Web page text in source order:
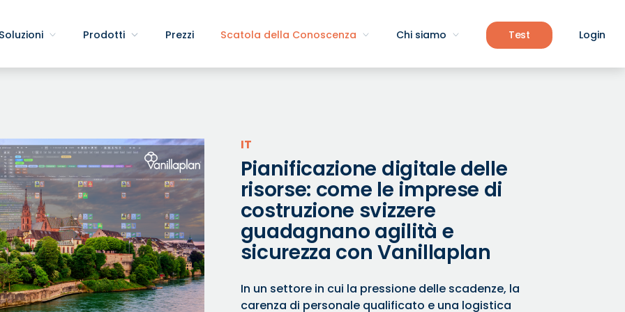
Prodotti Prezzi Scatola della Conoscenza Chi siamo Test Login
IT
Pianificazione digitale delle
risorse: come le imprese di
costruzione svizzere
guadagnano agilità e
sicurezza con Vanillaplan
In un settore in cui la pressione delle scadenze, la
carenza di personale qualificato e una logistica